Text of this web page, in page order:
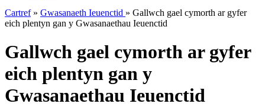
Cartref» Gwasanaeth Ieuenctid » Gallwch gael cymorth ar gyfer
eich plentyn gan y Gwasanaethau Ieuenctid
Gallwch gael cymorth ar gyfer
eich plentyn gan y
Gwasanaethau Ieuenctid